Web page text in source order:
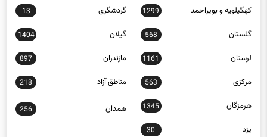
کهگیلویه و بویراحمد 1299 گردشگری 13
گلستان 568 گیلان 1404
لرستان 1161 مازندران 897
مرکزی 563 مناطق آزاد 218
هرمزگان 1345 همدان 256
یزد 30